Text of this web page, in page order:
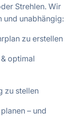
Strehlen. Wir
und unabhängig:
zu erstellen
optimal
zu stellen
– und